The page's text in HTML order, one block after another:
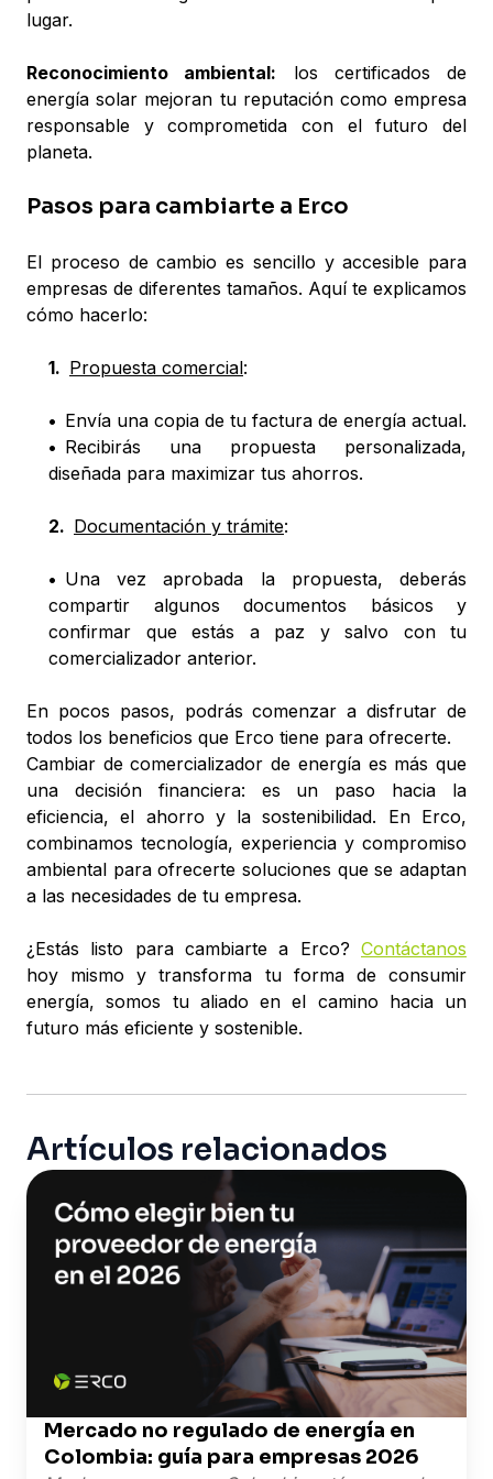
lugar.
Reconocimiento ambiental: los certificados de
energía solar mejoran tu reputación como empresa
responsable y comprometida con el futuro del
planeta.
Pasos para cambiarte a Erco
El proceso de cambio es sencillo y accesible para
empresas de diferentes tamaños. Aquí te explicamos
cómo hacerlo:
1. Propuesta comercial:
• Envía una copia de tu factura de energía actual.
• Recibirás una propuesta personalizada,
diseñada para maximizar tus ahorros.
2. Documentación y trámite:
• Una vez aprobada la propuesta, deberás
compartir algunos documentos básicos y
confirmar que estás a paz y salvo con tu
comercializador anterior.
En pocos pasos, podrás comenzar a disfrutar de
todos los beneficios que Erco tiene para ofrecerte.
Cambiar de comercializador de energía es más que
una decisión financiera: es un paso hacia la
eficiencia, el ahorro y la sostenibilidad. En Erco,
combinamos tecnología, experiencia y compromiso
ambiental para ofrecerte soluciones que se adaptan
a las necesidades de tu empresa.
¿Estás listo para cambiarte a Erco? Contáctanos
hoy mismo y transforma tu forma de consumir
energía, somos tu aliado en el camino hacia un
futuro más eficiente y sostenible.
Artículos relacionados
Mercado no regulado de energía en
Colombia: guía para empresas 2026